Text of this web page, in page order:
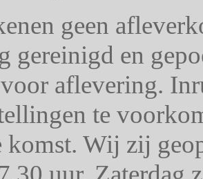
geen
gereinigd en
aflevering.
te
komst. Wij zij